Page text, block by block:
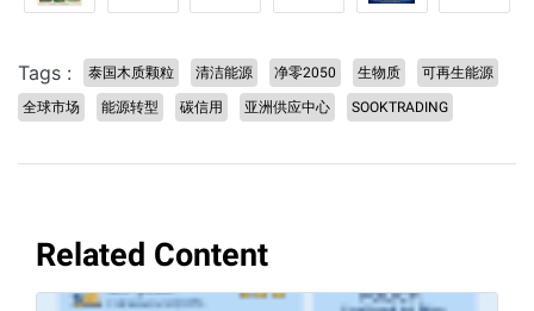
Tags : 泰国木质颗粒 清洁能源 净零2050 生物质 可再生能源
全球市场 能源转型 碳信用 亚洲供应中心 SOOKTRADING
Related Content